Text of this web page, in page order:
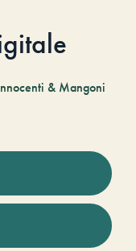
& Mangoni